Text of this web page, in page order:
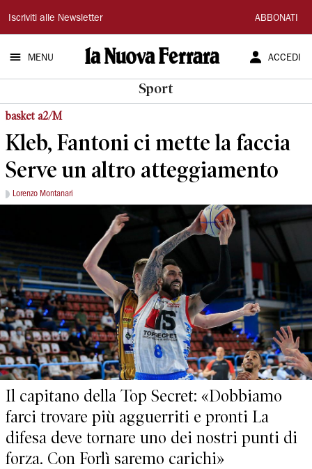
La
Nuova
Ferrara
Iscriviti alle Newsletter ABBONATI
MENU ACCEDI
Sport
basket a2/M
Kleb, Fantoni ci mette la faccia
Serve un altro atteggiamento
Lorenzo Montanari
Il capitano della Top Secret: «Dobbiamo
farci trovare più agguerriti e pronti La
difesa deve tornare uno dei nostri punti di
forza. Con Forlì saremo carichi»